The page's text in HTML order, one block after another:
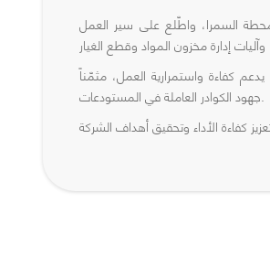
محطة السمرا، واطّلع على سير العمل
كفاءة واستمرارية العمل، مثمّناً
جهود الكوادر العاملة في المستودعات.